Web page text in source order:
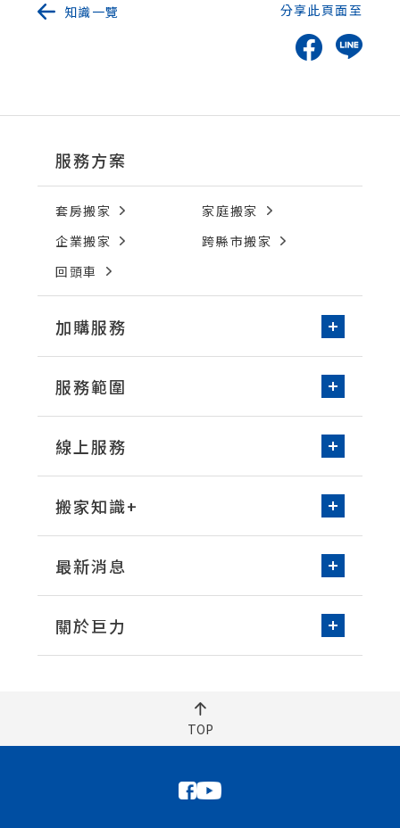
知識一覽 分享此頁面至
服務方案
套房搬家
家庭搬家
企業搬家
跨縣市搬家
回頭車
加購服務
新家收納-居家整理
免動手無痛搬家
環保物流箱租借
空屋清潔
洗衣機清潔
床墊清潔
服務範圍
台北/新北
新竹
台中
台南
線上服務
線上諮詢
搬家知識+
常見問題知識
搬家實際案例
最新消息
媒體報導
關於巨力
人員招募
TOP